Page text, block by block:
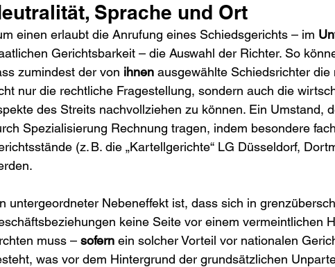
Sprache und Ort
einen erlaubt die Anrufung eines Schiedsgerichts – im
Gerichtsbarkeit – die Auswahl der Richter. So
zumindest der von ihnen ausgewählte Schiedsrichter
nur die rechtliche Fragestellung, sondern auch die
des Streits nachvollziehen zu können. Ein Umstand,
Spezialisierung Rechnung tragen, indem besondere
(z. B. die „Kartellgerichte“ LG Düsseldorf,
untergeordneter Nebeneffekt ist, dass sich in
keine Seite vor einem vermeintlichen
muss – sofern ein solcher Vorteil vor nationalen
was vor dem Hintergrund der grundsätzlichen